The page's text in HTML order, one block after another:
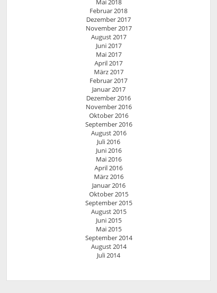
Februar 2018
Dezember 2017
November 2017
August 2017
Juni 2017
Mai 2017
April 2017
März 2017
Februar 2017
Januar 2017
Dezember 2016
November 2016
Oktober 2016
September 2016
August 2016
Juli 2016
Juni 2016
Mai 2016
April 2016
März 2016
Januar 2016
Oktober 2015
September 2015
August 2015
Juni 2015
Mai 2015
September 2014
August 2014
Juli 2014